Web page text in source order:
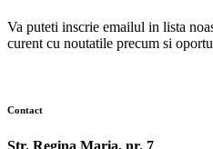
Va puteti inscrie emailul in lista
curent cu noutatile precum si
Contact